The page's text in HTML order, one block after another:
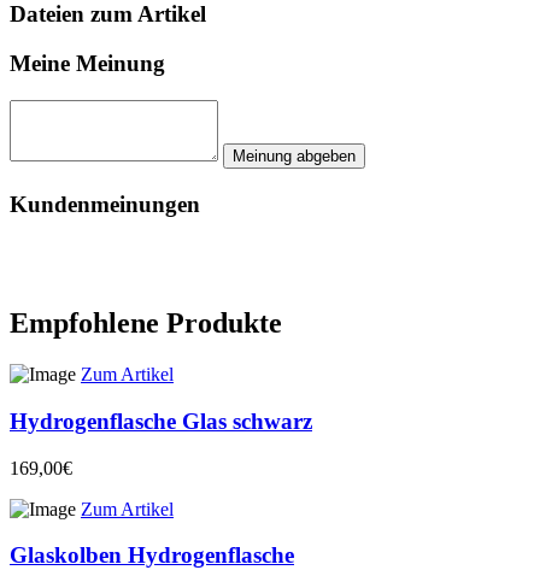
Dateien zum Artikel
Meine Meinung
Kundenmeinungen
Empfohlene Produkte
Zum Artikel
Hydrogenflasche Glas schwarz
169,00€
Zum Artikel
Glaskolben Hydrogenflasche